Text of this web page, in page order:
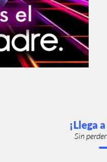
¡Llega
Sin